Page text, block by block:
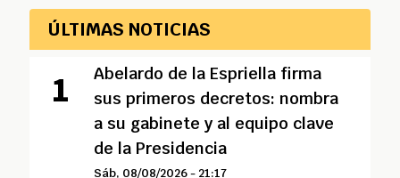
ÚLTIMAS NOTICIAS
Abelardo de la Espriella firma
sus primeros decretos: nombra
a su gabinete y al equipo clave
de la Presidencia
Sáb, 08/08/2026 - 21:17